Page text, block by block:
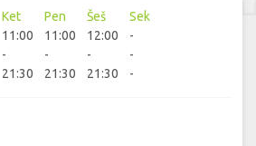
Ket
11:00
-
21:30
Pen
11:00
-
21:30
Šeš
12:00
-
21:30
Sek
-
-
-